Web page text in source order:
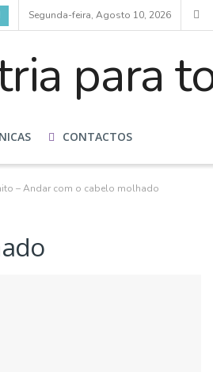
Segunda-feira, Agosto 10, 2026
BLOG ESPECIALISTAS
CONTACTOS
– Andar com o cabelo molhado